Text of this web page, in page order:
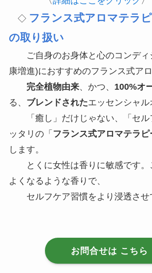
◇ フランス式アロマテラ
の取り扱い
ご自身のお身体と心のコンディ
康増進)におすすめのフランス式アロ
完全植物由来、かつ、 100%オ
る、 ブレンドされたエッセンシャル
「癒し」だけじゃない、「セル
ッタリの「 フランス式アロマテラピ
します。
とくに女性は香りに敏感です。
よくなるような香りで、
セルフケア習慣をより浸透させ
お問合せは こちら